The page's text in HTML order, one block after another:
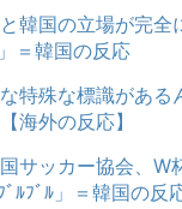
韓国の立場が完
＝韓国の反応
特殊な標識があ
海外の反応】
国サッカー協会、
ﾙﾌﾞﾙ」＝韓国の反